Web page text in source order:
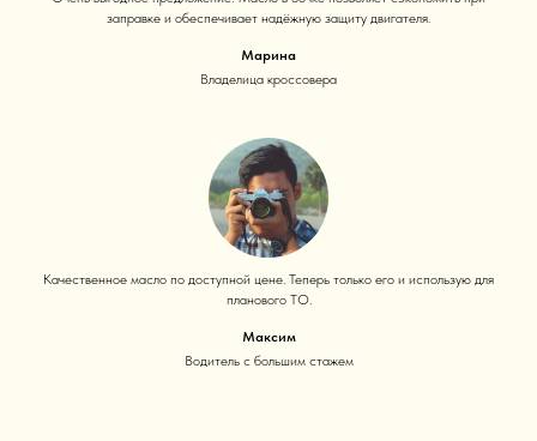
заправке и обеспечивает надёжную защиту двигателя.
Марина
Владелица кроссовера
Качественное масло по доступной цене. Теперь только его и использую для
планового ТО.
Максим
Водитель с большим стажем